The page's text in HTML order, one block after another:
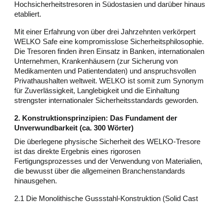
Hochsicherheitstresoren in Südostasien und darüber hinaus
etabliert.
Mit einer Erfahrung von über drei Jahrzehnten verkörpert
WELKO Safe eine kompromisslose Sicherheitsphilosophie.
Die Tresoren finden ihren Einsatz in Banken, internationalen
Unternehmen, Krankenhäusern (zur Sicherung von
Medikamenten und Patientendaten) und anspruchsvollen
Privathaushalten weltweit. WELKO ist somit zum Synonym
für Zuverlässigkeit, Langlebigkeit und die Einhaltung
strengster internationaler Sicherheitsstandards geworden.
2. Konstruktionsprinzipien: Das Fundament der
Unverwundbarkeit (ca. 300 Wörter)
Die überlegene physische Sicherheit des WELKO-Tresore
ist das direkte Ergebnis eines rigorosen
Fertigungsprozesses und der Verwendung von Materialien,
die bewusst über die allgemeinen Branchenstandards
hinausgehen.
2.1 Die Monolithische Gussstahl-Konstruktion (Solid Cast